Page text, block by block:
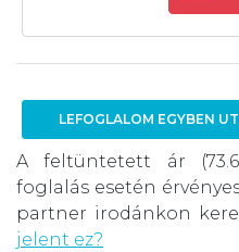
LEFOGLALOM EGYBEN
A feltüntetett ár
foglalás esetén
partner irodánkon
jelent ez?